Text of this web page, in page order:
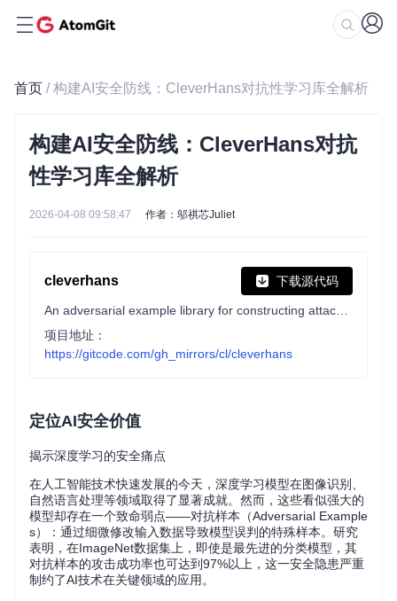
首页 / 构建AI安全防线：CleverHans对抗性学习库全解析
构建AI安全防线：CleverHans对抗
性学习库全解析
2026-04-08 09:58:47 作者：邬祺芯Juliet
cleverhans 下载源代码
项目地址：
https://gitcode.com/gh_mirrors/cl/cleverhans
定位AI安全价值
揭示深度学习的安全痛点
在人工智能技术快速发展的今天，深度学习模型在图像识别、
自然语言处理等领域取得了显著成就。然而，这些看似强大的
模型却存在一个致命弱点——对抗样本（Adversarial Example
s）：通过细微修改输入数据导致模型误判的特殊样本。研究
表明，在ImageNet数据集上，即使是最先进的分类模型，其
对抗样本的攻击成功率也可达到97%以上，这一安全隐患严重
制约了AI技术在关键领域的应用。